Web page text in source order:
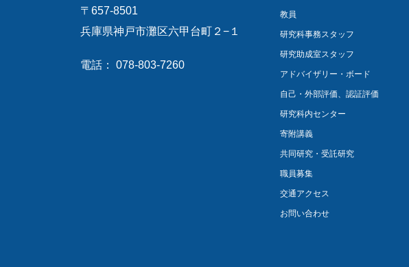
〒657-8501
兵庫県神戸市灘区六甲台町２−１
電話： 078-803-7260
教員
研究科事務スタッフ
研究助成室スタッフ
アドバイザリー・ボード
自己・外部評価、認証評価
研究科内センター
寄附講義
共同研究・受託研究
職員募集
交通アクセス
お問い合わせ